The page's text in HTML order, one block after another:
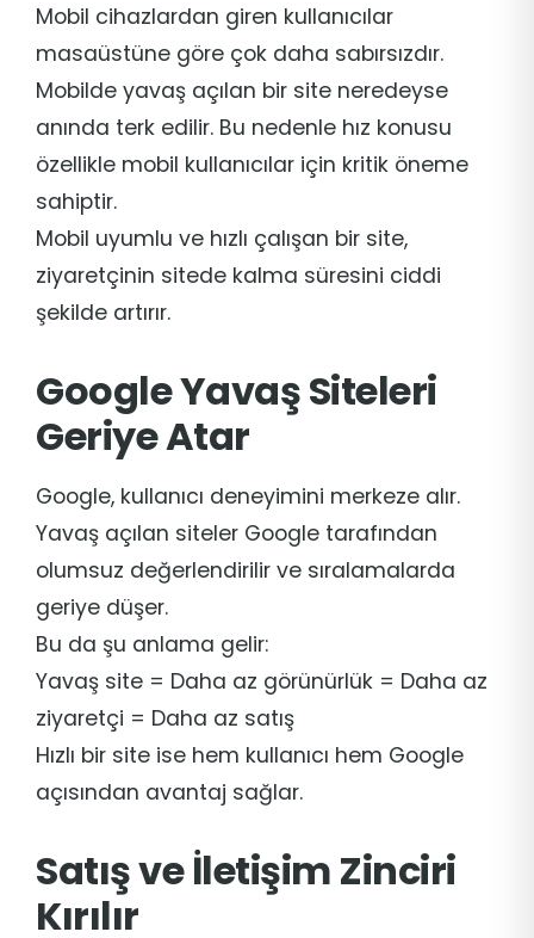
Mobil cihazlardan giren kullanıcılar
masaüstüne göre çok daha sabırsızdır.
Mobilde yavaş açılan bir site neredeyse
anında terk edilir. Bu nedenle hız konusu
özellikle mobil kullanıcılar için kritik öneme
sahiptir.
Mobil uyumlu ve hızlı çalışan bir site,
ziyaretçinin sitede kalma süresini ciddi
şekilde artırır.
Google Yavaş Siteleri
Geriye Atar
Google, kullanıcı deneyimini merkeze alır.
Yavaş açılan siteler Google tarafından
olumsuz değerlendirilir ve sıralamalarda
geriye düşer.
Bu da şu anlama gelir:
Yavaş site = Daha az görünürlük = Daha az
ziyaretçi = Daha az satış
Hızlı bir site ise hem kullanıcı hem Google
açısından avantaj sağlar.
Satış ve İletişim Zinciri
Kırılır